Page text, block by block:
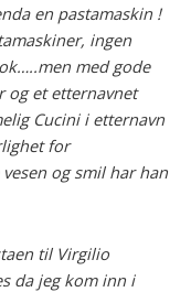
en pastamaskin !
ingen
med gode
og et etternavnet
Cucini i etternavn
for
og smil har han
til Virgilio
da jeg kom inn i